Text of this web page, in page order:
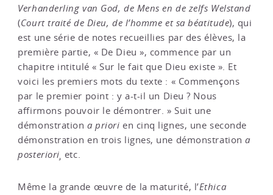
Verhanderling van God, de Mens en de zelfs Welstand
(Court traité de Dieu, de l’homme et sa béatitude), qui
est une série de notes recueillies par des élèves, la
première partie, « De Dieu », commence par un
chapitre intitulé « Sur le fait que Dieu existe ». Et
voici les premiers mots du texte : « Commençons
par le premier point : y a-t-il un Dieu ? Nous
affirmons pouvoir le démontrer. » Suit une
démonstrationa priori en cinq lignes, une seconde
démonstration en trois lignes, une démonstrationa
posteriori¸ etc.
Même la grande œuvre de la maturité, l’Ethica